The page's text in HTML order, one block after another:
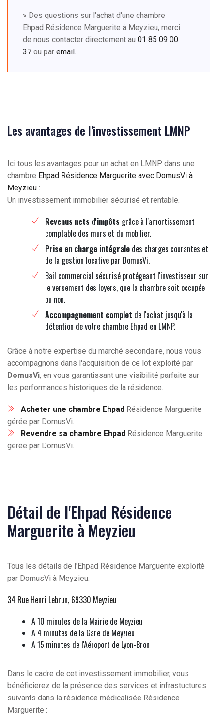
» Des questions sur l'achat d'une chambre
Ehpad Résidence Marguerite à Meyzieu, merci
de nous contacter directement au 01 85 09 00
37 ou par email
Les avantages de l'investissement LMNP
Ici tous les avantages pour un achat en LMNP dans une
chambre Ehpad Résidence Marguerite avec DomusVi à
Meyzieu :
Un investissement immobilier sécurisé et rentable.
Revenus nets d'impôts grâce à l'amortissement
comptable des murs et du mobilier.
Prise en charge intégrale des charges courantes et
de la gestion locative par DomusVi.
Bail commercial sécurisé protégeant l'investisseur sur
le versement des loyers, que la chambre soit occupée
ou non.
Accompagnement complet de l'achat jusqu'à la
détention de votre chambre Ehpad en LMNP.
Grâce à notre expertise du marché secondaire, nous vous
accompagnons dans l'acquisition de ce lot exploité par
DomusVi, en vous garantissant une visibilité parfaite sur
les performances historiques de la résidence.
Acheter une chambre Ehpad Résidence Marguerite
gérée par DomusVi.
Revendre sa chambre Ehpad Résidence Marguerite
gérée par DomusVi.
Détail de l'Ehpad Résidence
Marguerite à Meyzieu
Tous les détails de l'Ehpad Résidence Marguerite exploité
par DomusVi à Meyzieu.
34 Rue Henri Lebrun, 69330 Meyzieu
A 10 minutes de la Mairie de Meyzieu
A 4 minutes de la Gare de Meyzieu
A 15 minutes de l'Aéroport de Lyon-Bron
Dans le cadre de cet investissement immobilier, vous
bénéficierez de la présence des services et infrastuctures
suivants dans la résidence médicalisée Résidence
Marguerite :